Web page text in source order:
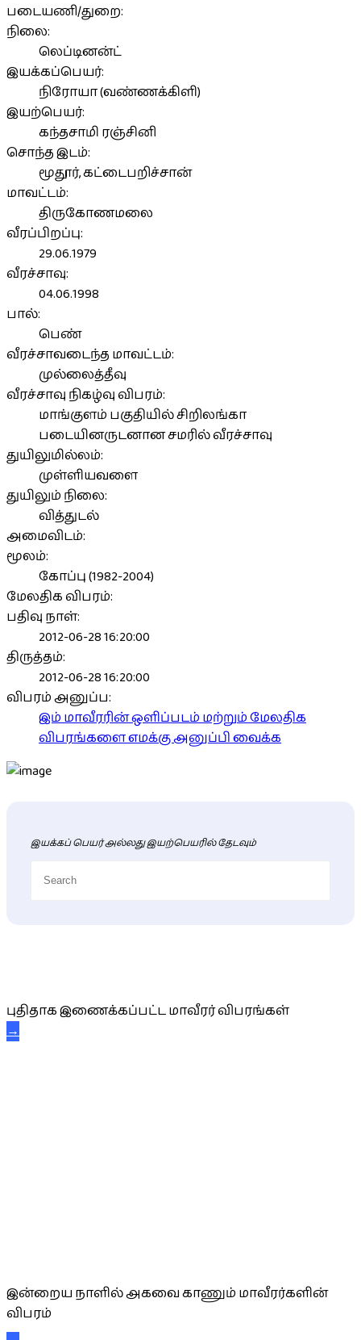
படையணி/துறை:
நிலை:
லெப்டினன்ட்
இயக்கப்பெயர்:
நிரோயா (வண்ணக்கிளி)
இயற்பெயர்:
கந்தசாமி ரஞ்சினி
சொந்த இடம்:
மூதூர், கட்டைபறிச்சான்
மாவட்டம்:
திருகோணமலை
வீரப்பிறப்பு:
29.06.1979
வீரச்சாவு:
04.06.1998
பால்:
பெண்
வீரச்சாவடைந்த மாவட்டம்:
முல்லைத்தீவு
வீரச்சாவு நிகழ்வு விபரம்:
மாங்குளம் பகுதியில் சிறிலங்கா
படையினருடனான சமரில் வீரச்சாவு
துயிலுமில்லம்:
முள்ளியவளை
துயிலும் நிலை:
வித்துடல்
அமைவிடம்:
மூலம்:
கோப்பு (1982-2004)
மேலதிக விபரம்:
பதிவு நாள்:
2012-06-28 16:20:00
திருத்தம்:
2012-06-28 16:20:00
விபரம் அனுப்ப:
இம் மாவீரரின் ஒளிப்படம் மற்றும் மேலதிக
விபரங்களை எமக்கு அனுப்பி வைக்க
இயக்கப் பெயர் அல்லது இயற்பெயரில் தேடவும்
புதிதாக இணைக்கப்பட்ட மாவீரர் விபரங்கள்
→
இன்றைய நாளில் அகவை காணும் மாவீரர்களின்
விபரம்